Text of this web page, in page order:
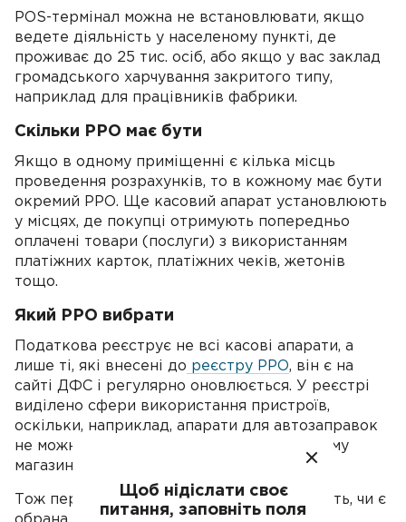
POS-термінал можна не встановлювати, якщо
ведете діяльність у населеному пункті, де
проживає до 25 тис. осіб, або якщо у вас заклад
громадського харчування закритого типу,
наприклад для працівників фабрики.
Скільки РРО має бути
Якщо в одному приміщенні є кілька місць
проведення розрахунків, то в кожному має бути
окремий РРО. Ще касовий апарат установлюють
у місцях, де покупці отримують попередньо
оплачені товари (послуги) з використанням
платіжних карток, платіжних чеків, жетонів
тощо.
Який РРО вибрати
Податкова реєструє не всі касові апарати, а
лише ті, які внесені до реєстру РРО, він є на
сайті ДФС і регулярно оновлюється. У реєстрі
виділено сфери використання пристроїв,
оскільки, наприклад, апарати для автозаправок
не можна використовувати в продуктовому
магазині.
Тож перед тим як купити пристрій, уточніть, чи є
Щоб нідіслати своє
питання, заповніть поля